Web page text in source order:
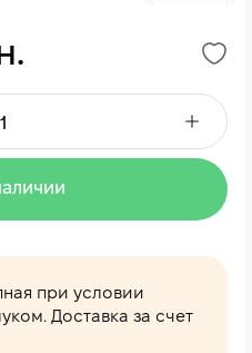
при условии
Доставка за счет